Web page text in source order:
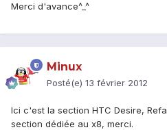
Merci d'avance^_^
Minux
Posté(e) 13 février 2012
Ici c'est la section HTC Desire,
section dédiée au x8, merci.